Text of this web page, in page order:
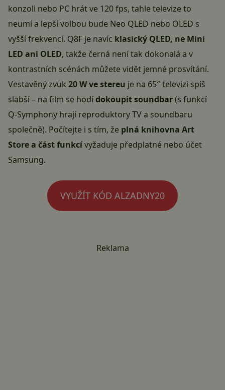
konzoli nebo PC hrát ve 120 fps, tahle televize to
neumí a lepší volbou bude Neo QLED nebo OLED s
vyšší frekvencí. Q8F je navíc klasický QLED, ne Mini
LED ani OLED, takže černá není tak dokonalá a v
kontrastních scénách můžete vidět jemné prosvítání.
Vestavěný zvuk 20 W ve stereu je na 65″ televizi spíš
slabší – na film se hodídokoupit soundbar(s funkcí
Q-Symphony hrají reproduktory TV a soundbaru
společně). Počítejte i s tím, že plná knihovna Art
Store a část funkcívyžaduje předplatné nebo účet
Samsung.
VYUŽÍT KÓD ALZADNY20
Reklama